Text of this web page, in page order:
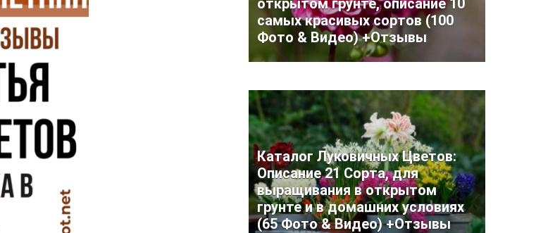
открытом грунте, описание 10
самых красивых сортов (100
Фото & Видео) +Отзывы
Каталог Луковичных Цветов:
Описание 21 Сорта, для
выращивания в открытом
грунте и в домашних условиях
(65 Фото & Видео) +Отзывы